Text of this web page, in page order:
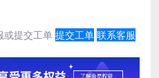
或提交工单 提交工单 联系客服